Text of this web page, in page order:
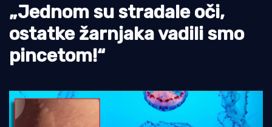
„Jednom su stradale oči,
ostatke žarnjaka vadili smo
pincetom!“